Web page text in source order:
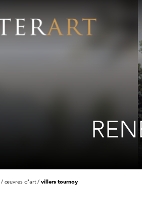
œuvres d'art villers tournoy